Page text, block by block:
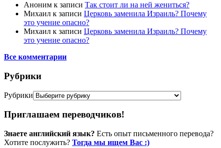
Аноним к записи Так стоит ли на ней жениться?
Михаил к записи Церковь заменила Израиль? Почему
это учение опасно?
Михаил к записи Церковь заменила Израиль? Почему
это учение опасно?
Все комментарии
Рубрики
Рубрики
Приглашаем переводчиков!
Знаете английский язык? Есть опыт письменного перевода?
Хотите послужить? Тогда мы ищем Вас :)